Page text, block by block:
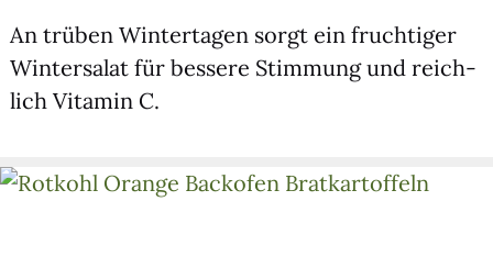
An trü­ben Win­ter­ta­gen sorgt ein fruch­ti­ger
Win­ter­sa­lat für bes­se­re Stim­mung und reich­
lich Vit­amin C.